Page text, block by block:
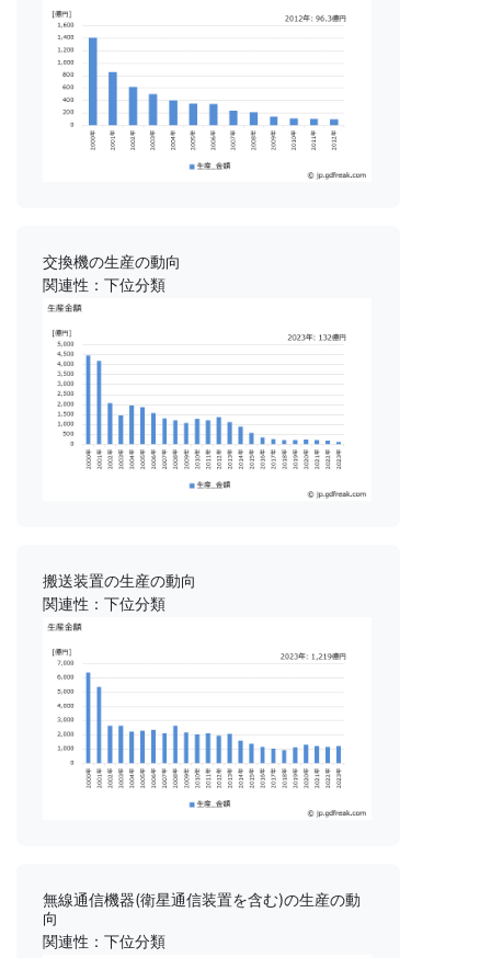
交換機の生産の動向
関連性：下位分類
搬送装置の生産の動向
関連性：下位分類
無線通信機器(衛星通信装置を含む)の生産の動
向
関連性：下位分類